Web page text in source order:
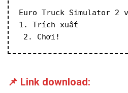
Euro Truck Simulator 2
1. Trích xuất
2. Chơi!
📌 Link download: